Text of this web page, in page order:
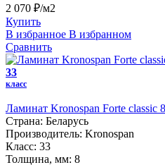
2 070 ₽/м2
Купить
В избранное В избранном
Сравнить
33
класс
Ламинат Kronospan Forte classic
Страна: Беларусь
Производитель: Kronospan
Класс: 33
Толщина, мм: 8